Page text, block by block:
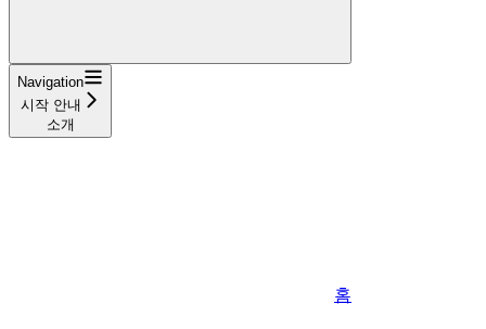
Navigation
시작 안내
소개
홈